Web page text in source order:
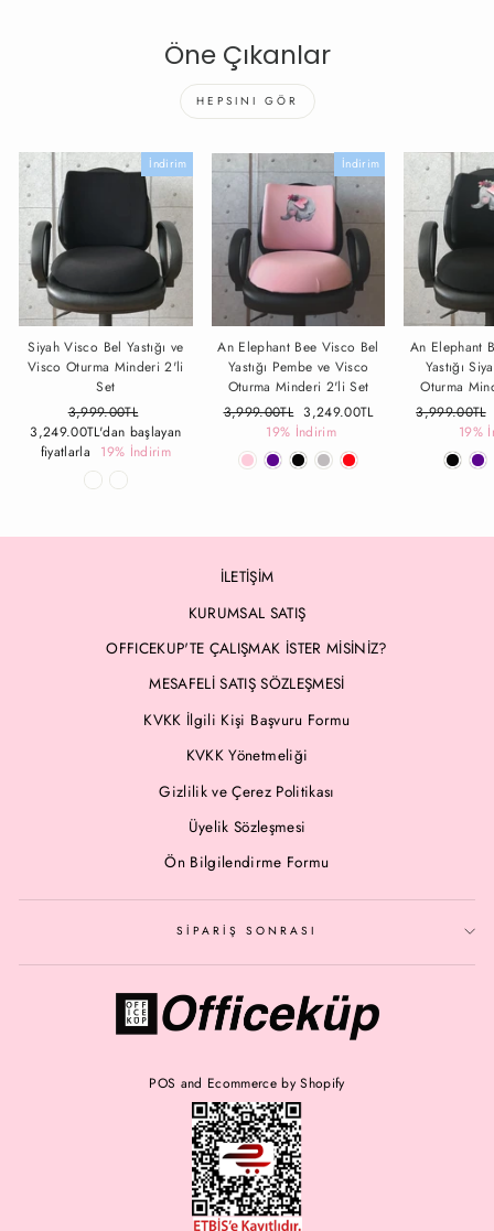
Öne Çıkanlar
HEPSINI GÖR
İndirim
Siyah Visco Bel Yastığı ve
Visco Oturma Minderi 2'li
Set
Fiyat
3,999.00TL
Fiyat
3,249.00TL'dan başlayan
fiyatlarla
19% İndirim
İndirim
An Elephant Bee Visco Bel
Yastığı Pembe ve Visco
Oturma Minderi 2'li Set
Fiyat
3,999.00TL İndirimli
Fiyat
3,249.00TL
19% İndirim
An Elephant
Yastığı
Oturma
Fiyat
3,999.00TL
19%
İLETİŞİM
KURUMSAL SATIŞ
OFFICEKUP'TE ÇALIŞMAK İSTER MİSİNİZ?
MESAFELİ SATIŞ SÖZLEŞMESİ
KVKK İlgili Kişi Başvuru Formu
KVKK Yönetmeliği
Gizlilik ve Çerez Politikası
Üyelik Sözleşmesi
Ön Bilgilendirme Formu
SİPARİŞ SONRASI
POS and Ecommerce by Shopify